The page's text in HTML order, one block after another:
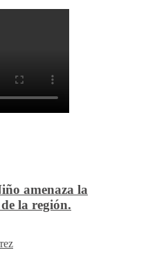
amenaza la
la región.